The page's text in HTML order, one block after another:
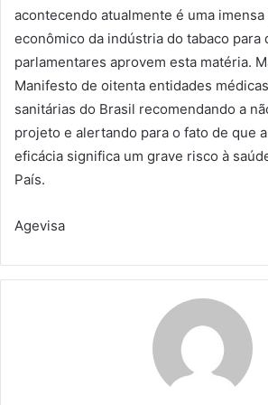
acontecendo atualmente é uma
econômico da indústria do tabaco para
parlamentares aprovem esta matéria.
Manifesto de oitenta entidades
sanitárias do Brasil recomendando a
projeto e alertando para o fato de que
eficácia significa um grave risco à
País.
Agevisa